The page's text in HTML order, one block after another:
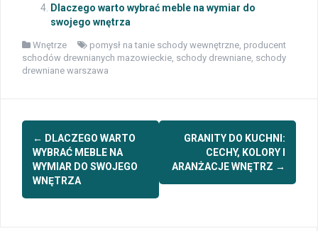
Dlaczego warto wybrać meble na wymiar do
swojego wnętrza
Wnętrze pomysł na tanie schody wewnętrzne producent
schodów drewnianych mazowieckie schody drewniane schody
drewniane warszawa
Post
navigation
← DLACZEGO WARTO
WYBRAĆ MEBLE NA
WYMIAR DO SWOJEGO
WNĘTRZA
GRANITY DO KUCHNI:
CECHY, KOLORY I
ARANŻACJE WNĘTRZ →